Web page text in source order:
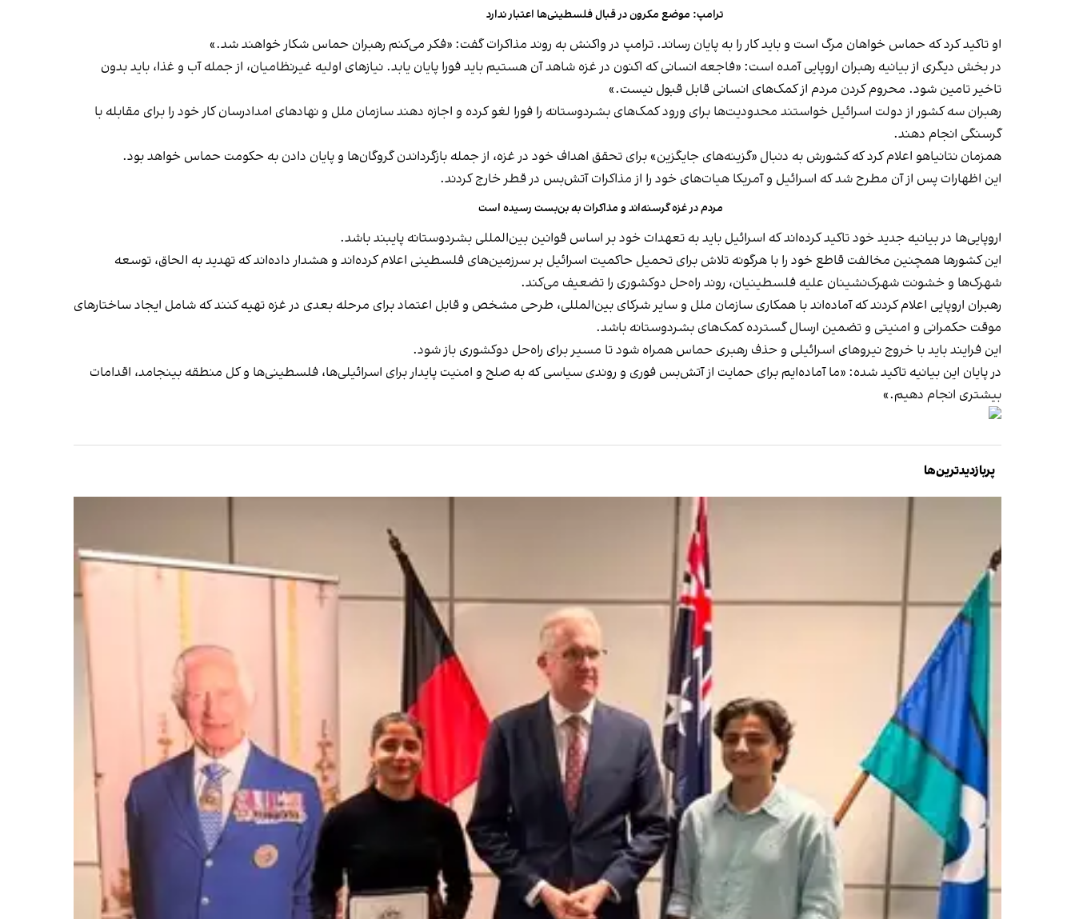
ترامپ: موضع مکرون در قبال فلسطینی‌ها اعتبار ندارد
او تاکید کرد که حماس خواهان مرگ است و باید کار را به پایان رساند. ترامپ در واکنش به روند مذاکرات گفت: «فکر می‌کنم رهبران حماس شکار خواهند شد.»
در بخش دیگری از بیانیه رهبران اروپایی آمده است: «فاجعه انسانی که اکنون در غزه شاهد آن هستیم باید فورا پایان یابد. نیازهای اولیه غیرنظامیان، از جمله آب و غذا، باید بدون
تاخیر تامین شود. محروم کردن مردم از کمک‌های انسانی قابل قبول نیست.»
رهبران سه کشور از دولت اسرائیل خواستند محدودیت‌ها برای ورود کمک‌های بشردوستانه را فورا لغو کرده و اجازه دهند سازمان ملل و نهادهای امدادرسان کار خود را برای مقابله با
گرسنگی انجام دهند.
همزمان نتانیاهو اعلام کرد که کشورش به دنبال «گزینه‌های جایگزین» برای تحقق اهداف خود در غزه، از جمله بازگرداندن گروگان‌ها و پایان دادن به حکومت حماس خواهد بود.
این اظهارات پس از آن مطرح شد که اسرائیل و آمریکا هیات‌های خود را از مذاکرات آتش‌بس در قطر خارج کردند.
مردم در غزه گرسنه‌اند و مذاکرات به بن‌بست رسیده است
اروپایی‌ها در بیانیه جدید خود تاکید کرده‌اند که اسرائیل باید به تعهدات خود بر اساس قوانین بین‌المللی بشردوستانه پایبند باشد.
این کشورها همچنین مخالفت قاطع خود را با هرگونه تلاش برای تحمیل حاکمیت اسرائیل بر سرزمین‌های فلسطینی اعلام کرده‌اند و هشدار داده‌اند که تهدید به الحاق، توسعه
شهرک‌ها و خشونت شهرک‌نشینان علیه فلسطینیان، روند راه‌حل دوکشوری را تضعیف می‌کند.
رهبران اروپایی اعلام کردند که آماده‌اند با همکاری سازمان ملل و سایر شرکای بین‌المللی، طرحی مشخص و قابل اعتماد برای مرحله بعدی در غزه تهیه کنند که شامل ایجاد ساختارهای
موقت حکمرانی و امنیتی و تضمین ارسال گسترده کمک‌های بشردوستانه باشد.
این فرایند باید با خروج نیروهای اسرائیلی و حذف رهبری حماس همراه شود تا مسیر برای راه‌حل دوکشوری باز شود.
در پایان این بیانیه تاکید شده: «ما آماده‌ایم برای حمایت از آتش‌بس فوری و روندی سیاسی که به صلح و امنیت پایدار برای اسرائیلی‌ها، فلسطینی‌ها و کل منطقه بینجامد، اقدامات
بیشتری انجام دهیم.»
پربازدیدترین‌ها